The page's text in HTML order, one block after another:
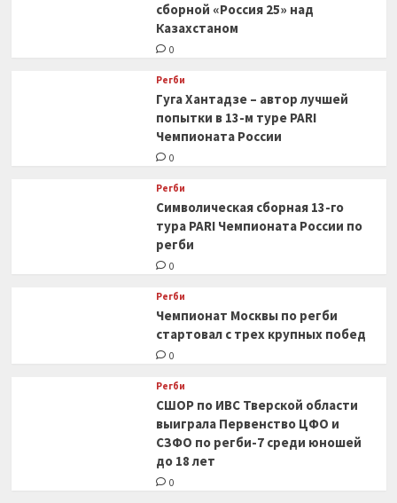
сборной «Россия 25» над
Казахстаном
0
Регби
Гуга Хантадзе – автор лучшей
попытки в 13-м туре PARI
Чемпионата России
0
Регби
Символическая сборная 13-го
тура PARI Чемпионата России по
регби
0
Регби
Чемпионат Москвы по регби
стартовал с трех крупных побед
0
Регби
СШОР по ИВС Тверской области
выиграла Первенство ЦФО и
СЗФО по регби-7 среди юношей
до 18 лет
0